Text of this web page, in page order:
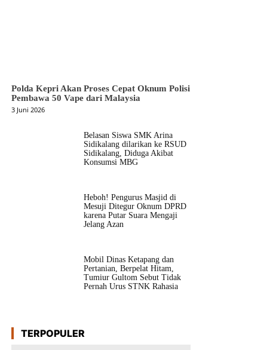
Polda Kepri Akan Proses Cepat Oknum Polisi
Pembawa 50 Vape dari Malaysia
3 Juni 2026
Belasan Siswa SMK Arina
Sidikalang dilarikan ke RSUD
Sidikalang, Diduga Akibat
Konsumsi MBG
Heboh! Pengurus Masjid di
Mesuji Ditegur Oknum DPRD
karena Putar Suara Mengaji
Jelang Azan
Mobil Dinas Ketapang dan
Pertanian, Berpelat Hitam,
Tumiur Gultom Sebut Tidak
Pernah Urus STNK Rahasia
TERPOPULER